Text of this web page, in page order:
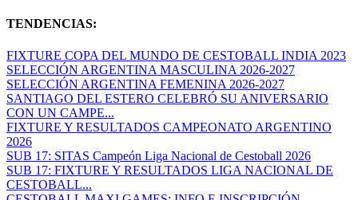
TENDENCIAS:
FIXTURE COPA DEL MUNDO DE CESTOBALL INDIA 2023
SELECCIÓN ARGENTINA MASCULINA 2026-2027
SELECCIÓN ARGENTINA FEMENINA 2026-2027
SANTIAGO DEL ESTERO CELEBRÓ SU ANIVERSARIO
CON UN CAMPE...
FIXTURE Y RESULTADOS CAMPEONATO ARGENTINO
2026
SUB 17: SITAS Campeón Liga Nacional de Cestoball 2026
SUB 17: FIXTURE Y RESULTADOS LIGA NACIONAL DE
CESTOBALL...